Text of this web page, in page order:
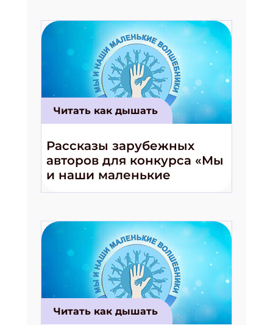
Читать как дышать
Рассказы зарубежных
авторов для конкурса «Мы
и наши маленькие
волшебники!»
Читать как дышать